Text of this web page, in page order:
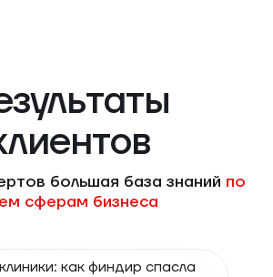
большая база знаний по
сферам бизнеса